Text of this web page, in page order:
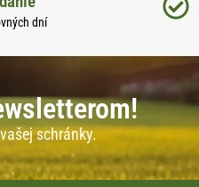
dní
schránky.